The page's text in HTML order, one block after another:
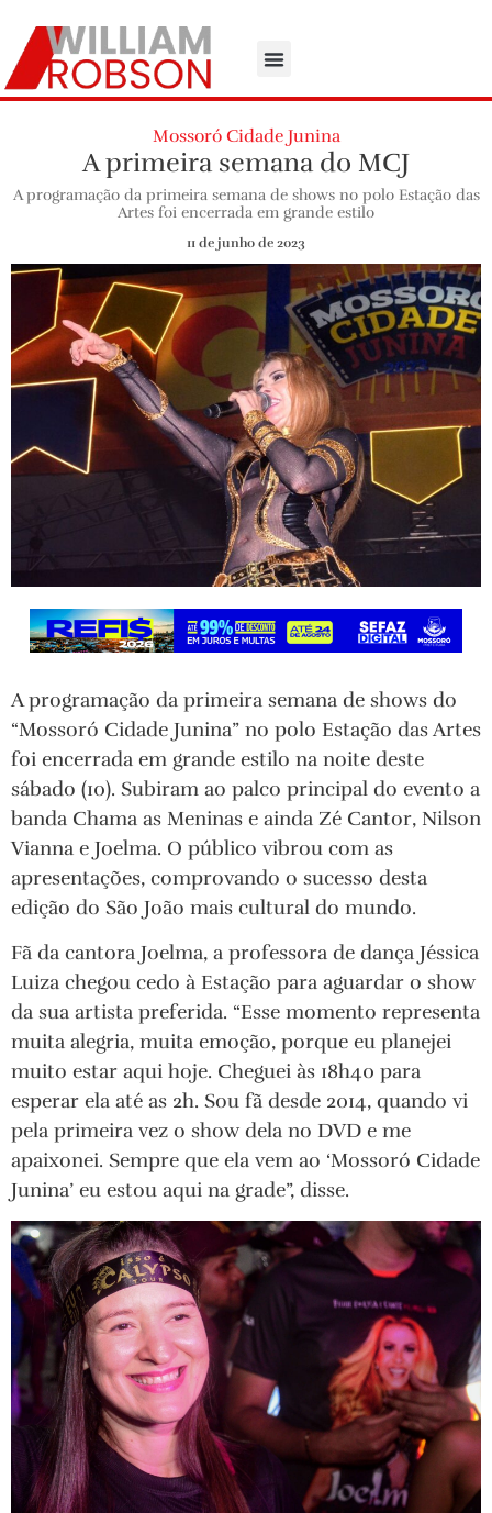
Mossoró Cidade Junina
A primeira semana do MCJ
A programação da primeira semana de shows no polo Estação das
Artes foi encerrada em grande estilo
11 de junho de 2023
A programação da primeira semana de shows do
“Mossoró Cidade Junina” no polo Estação das Artes
foi encerrada em grande estilo na noite deste
sábado (10). Subiram ao palco principal do evento a
banda Chama as Meninas e ainda Zé Cantor, Nilson
Vianna e Joelma. O público vibrou com as
apresentações, comprovando o sucesso desta
edição do São João mais cultural do mundo.
Fã da cantora Joelma, a professora de dança Jéssica
Luiza chegou cedo à Estação para aguardar o show
da sua artista preferida. “Esse momento representa
muita alegria, muita emoção, porque eu planejei
muito estar aqui hoje. Cheguei às 18h40 para
esperar ela até as 2h. Sou fã desde 2014, quando vi
pela primeira vez o show dela no DVD e me
apaixonei. Sempre que ela vem ao ‘Mossoró Cidade
Junina’ eu estou aqui na grade”, disse.